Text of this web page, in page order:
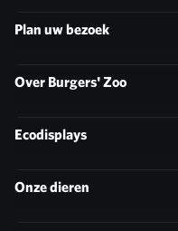
Plan uw bezoek
Over Burgers' Zoo
Ecodisplays
Onze dieren